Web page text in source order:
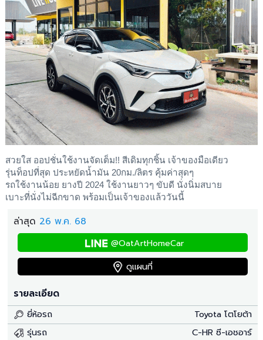
สวยใส ออปชั่นใช้งานจัดเต็ม!! สีเดิมทุกชิ้น เจ้าของมือเดียว
รุ่นท็อปที่สุด ประหยัดน้ำมัน 20กม./ลิตร คุ้มค่าสุดๆ
รถใช้งานน้อย ยางปี 2024 ใช้งานยาวๆ ขับดี นั่งนิ่มสบาย
เบาะที่นั่งไม่ฉีกขาด พร้อมเป็นเจ้าของแล้ววันนี้
ล่าสุด 26 พ.ค. 68
@OatArtHomeCar
ดูแผนที่
รายละเอียด
ยี่ห้อรถ
Toyota โตโยต้า
รุ่นรถ
C-HR ซี-เอชอาร์